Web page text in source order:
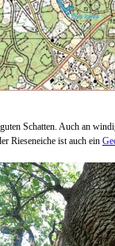
Schatten. Auch an
Rieseneiche ist auch ein